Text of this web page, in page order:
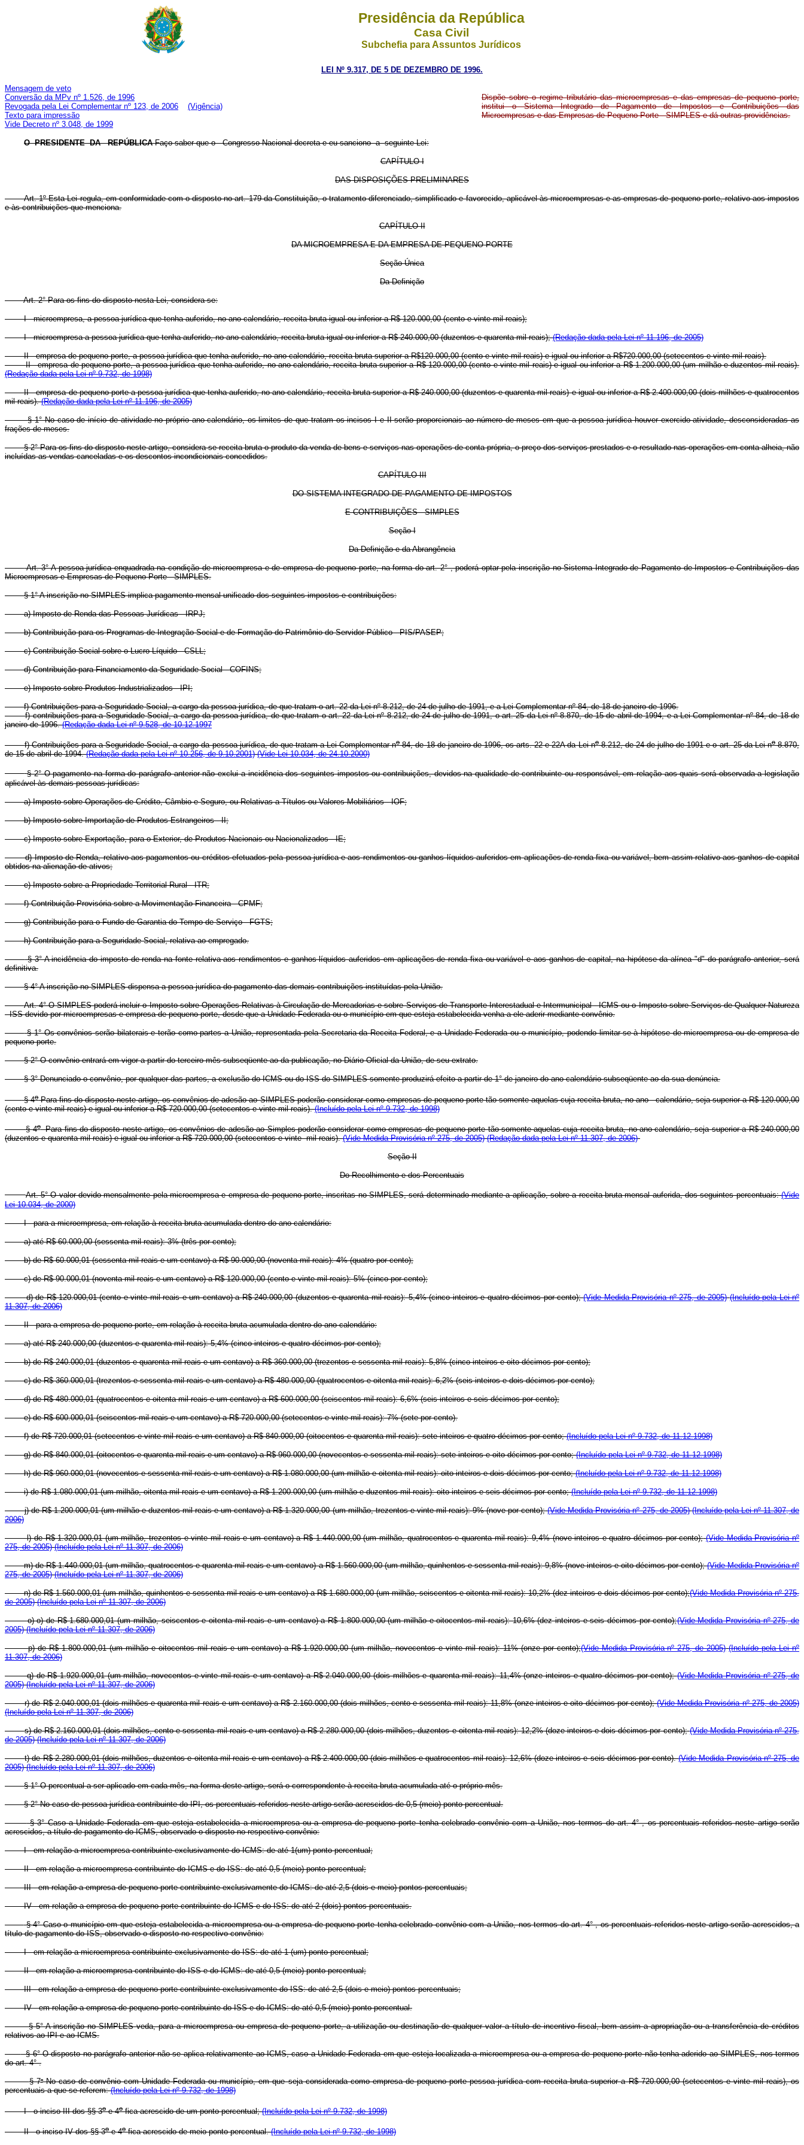
Presidência da República
Casa Civil
Subchefia para Assuntos Jurídicos
LEI Nº 9.317, DE 5 DE DEZEMBRO DE 1996.
Mensagem de veto
Conversão da MPv nº 1.526, de 1996
Revogada pela Lei Complementar nº 123, de 2006
(Vigência)
Texto para impressão
Vide Decreto nº 3.048, de 1999
Dispõe sobre o regime tributário das microempresas e das empresas de pequeno porte,
institui o Sistema Integrado de Pagamento de Impostos e Contribuições das
Microempresas e das Empresas de Pequeno Porte - SIMPLES e dá outras providências.
O PRESIDENTE DA REPÚBLICAFaço saber que o Congresso Nacional decreta e eu sanciono a seguinte Lei:
CAPÍTULO I
DAS DISPOSIÇÕES PRELIMINARES
Art. 1º Esta Lei regula, em conformidade com o disposto no art. 179 da Constituição, o tratamento diferenciado, simplificado e favorecido, aplicável às microempresas e as empresas de pequeno porte, relativo aos impostos
e às contribuições que menciona.
CAPÍTULO II
DA MICROEMPRESA E DA EMPRESA DE PEQUENO PORTE
Seção Única
Da Definição
Art. 2° Para os fins do disposto nesta Lei, considera-se:
I - microempresa, a pessoa jurídica que tenha auferido, no ano-calendário, receita bruta igual ou inferior a R$ 120.000,00 (cento e vinte mil reais);
I - microempresa a pessoa jurídica que tenha auferido, no ano-calendário, receita bruta igual ou inferior a R$ 240.000,00 (duzentos e quarenta mil reais);(Redação dada pela Lei nº 11.196, de 2005)
II - empresa de pequeno porte, a pessoa jurídica que tenha auferido, no ano-calendário, receita bruta superior a R$120.000,00 (cento e vinte mil reais) e igual ou inferior a R$720.000,00 (setecentos e vinte mil reais).
II - empresa de pequeno porte, a pessoa jurídica que tenha auferido, no ano-calendário, receita bruta superior a R$ 120.000,00 (cento e vinte mil reais) e igual ou inferior a R$ 1.200.000,00 (um milhão e duzentos mil reais).
(Redação dada pela Lei nº 9.732, de 1998)
II - empresa de pequeno porte a pessoa jurídica que tenha auferido, no ano-calendário, receita bruta superior a R$ 240.000,00 (duzentos e quarenta mil reais) e igual ou inferior a R$ 2.400.000,00 (dois milhões e quatrocentos
mil reais).(Redação dada pela Lei nº 11.196, de 2005)
§ 1° No caso de início de atividade no próprio ano-calendário, os limites de que tratam os incisos I e II serão proporcionais ao número de meses em que a pessoa jurídica houver exercido atividade, desconsideradas as
frações de meses.
§ 2° Para os fins do disposto neste artigo, considera-se receita bruta o produto da venda de bens e serviços nas operações de conta própria, o preço dos serviços prestados e o resultado nas operações em conta alheia, não
incluídas as vendas canceladas e os descontos incondicionais concedidos.
CAPÍTULO III
DO SISTEMA INTEGRADO DE PAGAMENTO DE IMPOSTOS
E CONTRIBUIÇÕES - SIMPLES
Seção I
Da Definição e da Abrangência
Art. 3° A pessoa jurídica enquadrada na condição de microempresa e de empresa de pequeno porte, na forma do art. 2° , poderá optar pela inscrição no Sistema Integrado de Pagamento de Impostos e Contribuições das
Microempresas e Empresas de Pequeno Porte - SIMPLES.
§ 1° A inscrição no SIMPLES implica pagamento mensal unificado dos seguintes impostos e contribuições:
a) Imposto de Renda das Pessoas Jurídicas - IRPJ;
b) Contribuição para os Programas de Integração Social e de Formação do Patrimônio do Servidor Público - PIS/PASEP;
c) Contribuição Social sobre o Lucro Líquido - CSLL;
d) Contribuição para Financiamento da Seguridade Social - COFINS;
e) Imposto sobre Produtos Industrializados - IPI;
f) Contribuições para a Seguridade Social, a cargo da pessoa jurídica, de que tratam o art. 22 da Lei nº 8.212, de 24 de julho de 1991, e a Lei Complementar nº 84, de 18 de janeiro de 1996.
f) contribuições para a Seguridade Social, a cargo da pessoa jurídica, de que tratam o art. 22 da Lei nº 8.212, de 24 de julho de 1991, o art. 25 da Lei nº 8.870, de 15 de abril de 1994, e a Lei Complementar nº 84, de 18 de
janeiro de 1996.(Redação dada Lei nº 9.528, de 10.12.1997
f) Contribuições para a Seguridade Social, a cargo da pessoa jurídica, de que tratam a Lei Complementar no84, de 18 de janeiro de 1996, os arts. 22 e 22A da Lei no8.212, de 24 de julho de 1991 e o art. 25 da Lei no8.870,
de 15 de abril de 1994.(Redação dada pela Lei nº 10.256, de 9.10.2001) (Vide Lei 10.034, de 24.10.2000)
§ 2° O pagamento na forma do parágrafo anterior não exclui a incidência dos seguintes impostos ou contribuições, devidos na qualidade de contribuinte ou responsável, em relação aos quais será observada a legislação
aplicável às demais pessoas jurídicas:
a) Imposto sobre Operações de Crédito, Câmbio e Seguro, ou Relativas a Títulos ou Valores Mobiliários - IOF;
b) Imposto sobre Importação de Produtos Estrangeiros - II;
c) Imposto sobre Exportação, para o Exterior, de Produtos Nacionais ou Nacionalizados - IE;
d) Imposto de Renda, relativo aos pagamentos ou créditos efetuados pela pessoa jurídica e aos rendimentos ou ganhos líquidos auferidos em aplicações de renda fixa ou variável, bem assim relativo aos ganhos de capital
obtidos na alienação de ativos;
e) Imposto sobre a Propriedade Territorial Rural - ITR;
f) Contribuição Provisória sobre a Movimentação Financeira - CPMF;
g) Contribuição para o Fundo de Garantia do Tempo de Serviço - FGTS;
h) Contribuição para a Seguridade Social, relativa ao empregado.
§ 3° A incidência do imposto de renda na fonte relativa aos rendimentos e ganhos líquidos auferidos em aplicações de renda fixa ou variável e aos ganhos de capital, na hipótese da alínea "d" do parágrafo anterior, será
definitiva.
§ 4° A inscrição no SIMPLES dispensa a pessoa jurídica do pagamento das demais contribuições instituídas pela União.
Art. 4° O SIMPLES poderá incluir o Imposto sobre Operações Relativas à Circulação de Mercadorias e sobre Serviços de Transporte Interestadual e Intermunicipal - ICMS ou o Imposto sobre Serviços de Qualquer Natureza
- ISS devido por microempresas e empresa de pequeno porte, desde que a Unidade Federada ou o município em que esteja estabelecida venha a ele aderir mediante convênio.
§ 1° Os convênios serão bilaterais e terão como partes a União, representada pela Secretaria da Receita Federal, e a Unidade Federada ou o município, podendo limitar-se à hipótese de microempresa ou de empresa de
pequeno porte.
§ 2° O convênio entrará em vigor a partir do terceiro mês subseqüente ao da publicação, no Diário Oficial da União, de seu extrato.
§ 3° Denunciado o convênio, por qualquer das partes, a exclusão do ICMS ou do ISS do SIMPLES somente produzirá efeito a partir de 1° de janeiro do ano-calendário subseqüente ao da sua denúncia.
§ 4oPara fins do disposto neste artigo, os convênios de adesão ao SIMPLES poderão considerar como empresas de pequeno porte tão-somente aquelas cuja receita bruta, no ano - calendário, seja superior a R$ 120.000,00
(cento e vinte mil reais) e igual ou inferior a R$ 720.000,00 (setecentos e vinte mil reais).(Incluído pela Lei nº 9.732, de 1998)
§ 4oPara fins do disposto neste artigo, os convênios de adesão ao Simples poderão considerar como empresas de pequeno porte tão-somente aquelas cuja receita bruta, no ano-calendário, seja superior a R$ 240.000,00
(duzentos e quarenta mil reais) e igual ou inferior a R$ 720.000,00 (setecentos e vinte mil reais).(Vide Medida Provisória nº 275, de 2005) (Redação dada pela Lei nº 11.307, de 2006)
Seção II
Do Recolhimento e dos Percentuais
Art. 5° O valor devido mensalmente pela microempresa e empresa de pequeno porte, inscritas no SIMPLES, será determinado mediante a aplicação, sobre a receita bruta mensal auferida, dos seguintes percentuais:(Vide
Lei 10.034, de 2000)
I - para a microempresa, em relação à receita bruta acumulada dentro do ano-calendário:
a) até R$ 60.000,00 (sessenta mil reais): 3% (três por cento);
b) de R$ 60.000,01 (sessenta mil reais e um centavo) a R$ 90.000,00 (noventa mil reais): 4% (quatro por cento);
c) de R$ 90.000,01 (noventa mil reais e um centavo) a R$ 120.000,00 (cento e vinte mil reais): 5% (cinco por cento);
d) de R$ 120.000,01 (cento e vinte mil reais e um centavo) a R$ 240.000,00 (duzentos e quarenta mil reais): 5,4% (cinco inteiros e quatro décimos por cento);(Vide Medida Provisória nº 275, de 2005) (Incluído pela Lei nº
11.307, de 2006)
II - para a empresa de pequeno porte, em relação à receita bruta acumulada dentro do ano-calendário:
a) até R$ 240.000,00 (duzentos e quarenta mil reais): 5,4% (cinco inteiros e quatro décimos por cento);
b) de R$ 240.000,01 (duzentos e quarenta mil reais e um centavo) a R$ 360.000,00 (trezentos e sessenta mil reais): 5,8% (cinco inteiros e oito décimos por cento);
c) de R$ 360.000,01 (trezentos e sessenta mil reais e um centavo) a R$ 480.000,00 (quatrocentos e oitenta mil reais): 6,2% (seis inteiros e dois décimos por cento);
d) de R$ 480.000,01 (quatrocentos e oitenta mil reais e um centavo) a R$ 600.000,00 (seiscentos mil reais): 6,6% (seis inteiros e seis décimos por cento);
e) de R$ 600.000,01 (seiscentos mil reais e um centavo) a R$ 720.000,00 (setecentos e vinte mil reais): 7% (sete por cento).
f) de R$ 720.000,01 (setecentos e vinte mil reais e um centavo) a R$ 840.000,00 (oitocentos e quarenta mil reais): sete inteiros e quatro décimos por cento;(Incluído pela Lei nº 9.732, de 11.12.1998)
g) de R$ 840.000,01 (oitocentos e quarenta mil reais e um centavo) a R$ 960.000,00 (novecentos e sessenta mil reais): sete inteiros e oito décimos por cento;(Incluído pela Lei nº 9.732, de 11.12.1998)
h) de R$ 960.000,01 (novecentos e sessenta mil reais e um centavo) a R$ 1.080.000,00 (um milhão e oitenta mil reais): oito inteiros e dois décimos por cento;(Incluído pela Lei nº 9.732, de 11.12.1998)
i) de R$ 1.080.000,01 (um milhão, oitenta mil reais e um centavo) a R$ 1.200.000,00 (um milhão e duzentos mil reais): oito inteiros e seis décimos por cento;(Incluído pela Lei nº 9.732, de 11.12.1998)
j)de R$ 1.200.000,01 (um milhão e duzentos mil reais e um centavo) a R$ 1.320.000,00 (um milhão, trezentos e vinte mil reais): 9% (nove por cento); (Vide Medida Provisória nº 275, de 2005) (Incluído pela Lei nº 11.307, de
2006)
l)de R$ 1.320.000,01 (um milhão, trezentos e vinte mil reais e um centavo) a R$ 1.440.000,00 (um milhão, quatrocentos e quarenta mil reais): 9,4% (nove inteiros e quatro décimos por cento); (Vide Medida Provisória nº
275, de 2005) (Incluído pela Lei nº 11.307, de 2006)
m)de R$ 1.440.000,01 (um milhão, quatrocentos e quarenta mil reais e um centavo) a R$ 1.560.000,00 (um milhão, quinhentos e sessenta mil reais): 9,8% (nove inteiros e oito décimos por cento);(Vide Medida Provisória nº
275, de 2005) (Incluído pela Lei nº 11.307, de 2006)
n)de R$ 1.560.000,01 (um milhão, quinhentos e sessenta mil reais e um centavo) a R$ 1.680.000,00 (um milhão, seiscentos e oitenta mil reais): 10,2% (dez inteiros e dois décimos por cento);(Vide Medida Provisória nº 275,
de 2005) (Incluído pela Lei nº 11.307, de 2006)
o)o) de R$ 1.680.000,01 (um milhão, seiscentos e oitenta mil reais e um centavo) a R$ 1.800.000,00 (um milhão e oitocentos mil reais): 10,6% (dez inteiros e seis décimos por cento);(Vide Medida Provisória nº 275, de
2005) (Incluído pela Lei nº 11.307, de 2006)
p)de R$ 1.800.000,01 (um milhão e oitocentos mil reais e um centavo) a R$ 1.920.000,00 (um milhão, novecentos e vinte mil reais): 11% (onze por cento);(Vide Medida Provisória nº 275, de 2005) (Incluído pela Lei nº
11.307, de 2006)
q)de R$ 1.920.000,01 (um milhão, novecentos e vinte mil reais e um centavo) a R$ 2.040.000,00 (dois milhões e quarenta mil reais): 11,4% (onze inteiros e quatro décimos por cento);(Vide Medida Provisória nº 275, de
2005) (Incluído pela Lei nº 11.307, de 2006)
r)de R$ 2.040.000,01 (dois milhões e quarenta mil reais e um centavo) a R$ 2.160.000,00 (dois milhões, cento e sessenta mil reais): 11,8% (onze inteiros e oito décimos por cento);(Vide Medida Provisória nº 275, de 2005)
(Incluído pela Lei nº 11.307, de 2006)
s)de R$ 2.160.000,01 (dois milhões, cento e sessenta mil reais e um centavo) a R$ 2.280.000,00 (dois milhões, duzentos e oitenta mil reais): 12,2% (doze inteiros e dois décimos por cento); (Vide Medida Provisória nº 275,
de 2005) (Incluído pela Lei nº 11.307, de 2006)
t)de R$ 2.280.000,01 (dois milhões, duzentos e oitenta mil reais e um centavo) a R$ 2.400.000,00 (dois milhões e quatrocentos mil reais): 12,6% (doze inteiros e seis décimos por cento).(Vide Medida Provisória nº 275, de
2005) (Incluído pela Lei nº 11.307, de 2006)
§ 1° O percentual a ser aplicado em cada mês, na forma deste artigo, será o correspondente à receita bruta acumulada até o próprio mês.
§ 2° No caso de pessoa jurídica contribuinte do IPI, os percentuais referidos neste artigo serão acrescidos de 0,5 (meio) ponto percentual.
§ 3° Caso a Unidade Federada em que esteja estabelecida a microempresa ou a empresa de pequeno porte tenha celebrado convênio com a União, nos termos do art. 4° , os percentuais referidos neste artigo serão
acrescidos, a título de pagamento do ICMS, observado o disposto no respectivo convênio:
I - em relação a microempresa contribuinte exclusivamente do ICMS: de até 1(um) ponto percentual;
II - em relação a microempresa contribuinte do ICMS e do ISS: de até 0,5 (meio) ponto percentual;
III - em relação a empresa de pequeno porte contribuinte exclusivamente do ICMS: de até 2,5 (dois e meio) pontos percentuais;
IV - em relação a empresa de pequeno porte contribuinte do ICMS e do ISS: de até 2 (dois) pontos percentuais.
§ 4° Caso o município em que esteja estabelecida a microempresa ou a empresa de pequeno porte tenha celebrado convênio com a União, nos termos do art. 4° , os percentuais referidos neste artigo serão acrescidos, a
título de pagamento do ISS, observado o disposto no respectivo convênio:
I - em relação a microempresa contribuinte exclusivamente do ISS: de até 1 (um) ponto percentual;
II - em relação a microempresa contribuinte do ISS e do ICMS: de até 0,5 (meio) ponto percentual;
III - em relação a empresa de pequeno porte contribuinte exclusivamente do ISS: de até 2,5 (dois e meio) pontos percentuais;
IV - em relação a empresa de pequeno porte contribuinte do ISS e do ICMS: de até 0,5 (meio) ponto percentual.
§ 5° A inscrição no SIMPLES veda, para a microempresa ou empresa de pequeno porte, a utilização ou destinação de qualquer valor a título de incentivo fiscal, bem assim a apropriação ou a transferência de créditos
relativos ao IPI e ao ICMS.
§ 6° O disposto no parágrafo anterior não se aplica relativamente ao ICMS, caso a Unidade Federada em que esteja localizada a microempresa ou a empresa de pequeno porte não tenha aderido ao SIMPLES, nos termos
do art. 4° .
§ 7oNo caso de convênio com Unidade Federada ou município, em que seja considerada como empresa de pequeno porte pessoa jurídica com receita bruta superior a R$ 720.000,00 (setecentos e vinte mil reais), os
percentuais a que se referem:(Incluído pela Lei nº 9.732, de 1998)
I - o inciso III dos §§ 3oe 4ofica acrescido de um ponto percentual;(Incluído pela Lei nº 9.732, de 1998)
II - o inciso IV dos §§ 3oe 4ofica acrescido de meio ponto percentual.(Incluído pela Lei nº 9.732, de 1998)